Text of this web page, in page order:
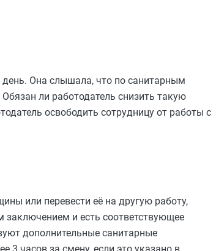
Она слышала, что по санитарным
ли работодатель снизить такую
освободить сотрудницу от работы с
или перевести её на другую работу,
и есть соответствующее
дополнительные санитарные